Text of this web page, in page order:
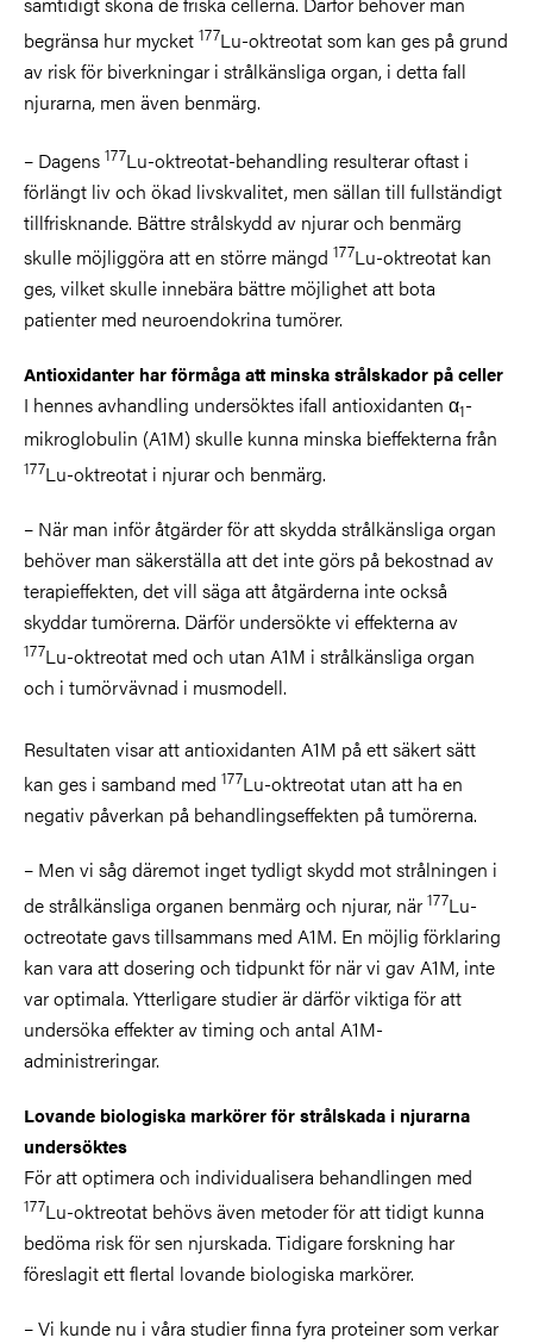
begränsa hur mycket 177Lu-oktreotat som kan ges på grund
av risk för biverkningar i strålkänsliga organ, i detta fall
njurarna, men även benmärg.
– Dagens 177Lu-oktreotat-behandling resulterar oftast i
förlängt liv och ökad livskvalitet, men sällan till fullständigt
tillfrisknande. Bättre strålskydd av njurar och benmärg
skulle möjliggöra att en större mängd 177Lu-oktreotat kan
ges, vilket skulle innebära bättre möjlighet att bota
patienter med neuroendokrina tumörer.
Antioxidanter har förmåga att minska strålskador på celler
I hennes avhandling undersöktes ifall antioxidanten α1-
mikroglobulin (A1M) skulle kunna minska bieffekterna från
177Lu-oktreotat i njurar och benmärg.
– När man inför åtgärder för att skydda strålkänsliga organ
behöver man säkerställa att det inte görs på bekostnad av
terapieffekten, det vill säga att åtgärderna inte också
skyddar tumörerna. Därför undersökte vi effekterna av
177Lu-oktreotat med och utan A1M i strålkänsliga organ
och i tumörvävnad i musmodell.
Resultaten visar att antioxidanten A1M på ett säkert sätt
kan ges i samband med 177Lu-oktreotat utan att ha en
negativ påverkan på behandlingseffekten på tumörerna.
– Men vi såg däremot inget tydligt skydd mot strålningen i
de strålkänsliga organen benmärg och njurar, när 177Lu-
octreotate gavs tillsammans med A1M. En möjlig förklaring
kan vara att dosering och tidpunkt för när vi gav A1M, inte
var optimala. Ytterligare studier är därför viktiga för att
undersöka effekter av timing och antal A1M-
administreringar.
Lovande biologiska markörer för strålskada i njurarna
undersöktes
För att optimera och individualisera behandlingen med
177Lu-oktreotat behövs även metoder för att tidigt kunna
bedöma risk för sen njurskada. Tidigare forskning har
föreslagit ett flertal lovande biologiska markörer.
– Vi kunde nu i våra studier finna fyra proteiner som verkar